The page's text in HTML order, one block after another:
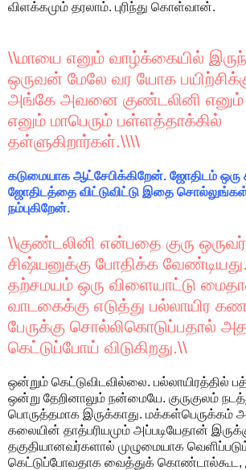
விளக்கமும் தரலாம். புரிந்து கொள்வான்.
\\மாயை எனும் வாழ்க்கையில்
ஒருவன் மேலே வர யோக
அங்கே அவனை குண்டலினி எனும்
எனும் மாபெரும் பள்ளத்தாக்கில்
தள்ளுகிறார்கள்.\\\\
கடுமையாக ஆட்சேபிக்கிறேன். ஜோதிடம் ஒரு
ஜோதிடத்தை விட்டுவிட்டு இதை
நம்புகிறேன்.
\\குண்டலினி என்பதை குரு ஒருவர்
சிஷ்யனுக்கு போதிக்க
தற்சமயம் ஒரு விளையாட்டு
வாடகைக்கு எடுத்து பல்லாயிர
பேருக்கு சொல்லிகொடுப்பதால்
கெட்டுப்போய் விடுகிறது.\\
ஒன்றும் கெட்டுவிடவில்லை. பல்லாயிரத்தில்
ஒன்று தேறினாலும் நன்மையே. குருகுலம்
பொருத்தமாக இருக்காது. மக்கள்பெருக்கம்
கலையின் தாத்பரியமும் அப்படியேதான்
தகுதியானவர்களால் முழுமையாக
கெட்டுப்போவதாக வைத்துக் கொண்டால்கூட,